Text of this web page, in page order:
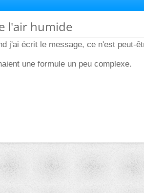
l'air humide
j'ai écrit le message, ce n'est peut-
une formule un peu complexe.